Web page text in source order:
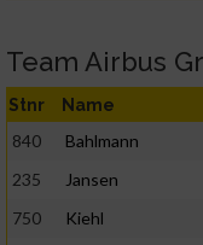
Team Airbus
Stnr Name
840 Bahlmann
235
Jansen
750
Kiehl